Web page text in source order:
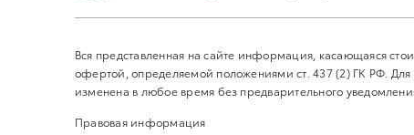
Вся представленная на сайте информация, касающаяся
офертой, определяемой положениями ст. 437 (2) ГК РФ.
изменена в любое время без предварительного
Правовая информация